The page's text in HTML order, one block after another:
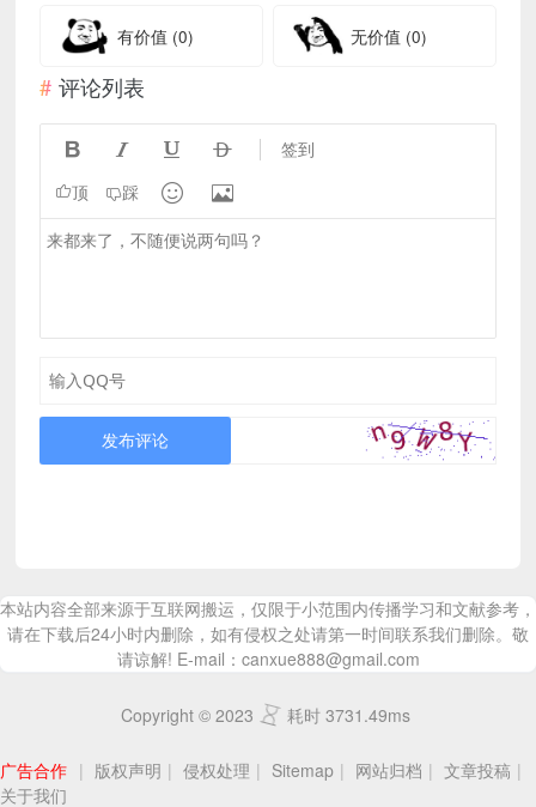
有价值 (0) 无价值 (0)
评论列表
    签到
顶 踩  
发布评论
本站内容全部来源于互联网搬运，仅限于小范围内传播学习和文献参考，
请在下载后24小时内删除，如有侵权之处请第一时间联系我们删除。敬
请谅解! E-mail：canxue888@gmail.com
Copyright © 2023 耗时 3731.49ms
广告合作 | 版权声明 | 侵权处理 | Sitemap | 网站归档 | 文章投稿 |
关于我们